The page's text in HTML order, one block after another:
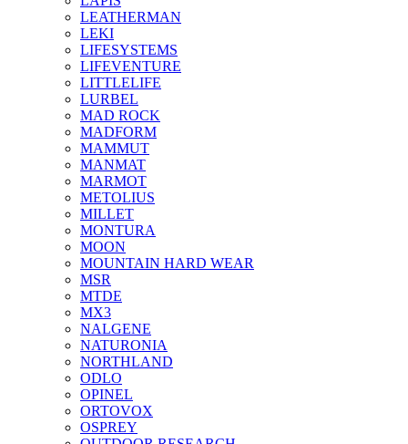
LEATHERMAN
LEKI
LIFESYSTEMS
LIFEVENTURE
LITTLELIFE
LURBEL
MAD ROCK
MADFORM
MAMMUT
MANMAT
MARMOT
METOLIUS
MILLET
MONTURA
MOON
MOUNTAIN HARD WEAR
MSR
MTDE
MX3
NALGENE
NATURONIA
NORTHLAND
ODLO
OPINEL
ORTOVOX
OSPREY